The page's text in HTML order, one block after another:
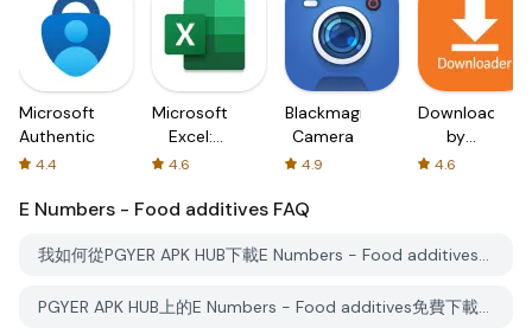
Microsoft
Authenticator
4.4
Microsoft
Excel:
Spreadsheets
4.6
Blackmagic
Camera
4.9
Downloader
by
AFTVnews
4.6
E Numbers - Food additives FAQ
我如何從PGYER APK HUB下載E Numbers - Food additives？
PGYER APK HUB上的E Numbers - Food additives免費下載嗎？